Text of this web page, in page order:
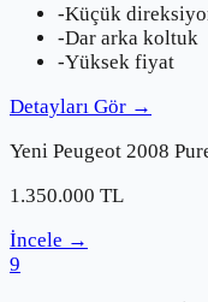
-Küçük
-Dar arka koltuk
-Yüksek fiyat
Detayları Gör →
Yeni Peugeot 2008
1.350.000 TL
İncele →
9